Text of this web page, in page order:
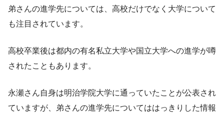
弟さんの進学先については、高校だけでなく大学について
も注目されています。
高校卒業後は都内の有名私立大学や国立大学への進学が噂
されたこともあります。
永瀬さん自身は明治学院大学に通っていたことが公表され
ていますが、弟さんの進学先についてははっきりした情報